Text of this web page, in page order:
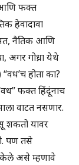
आणि फक्त
हेवादावा
नैतिक आणि
अगर गोध्रा येथे
होता का?
फक्त हिंदूंनाच
वाटत नसणार.
शकतो यावर
पण तसे
केले असे म्हणावे